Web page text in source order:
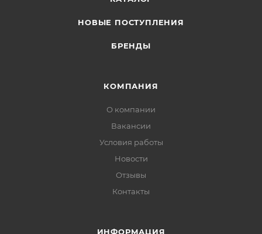
НОВЫЕ ПОСТУПЛЕНИЯ
БРЕНДЫ
КОМПАНИЯ
О компании
Вакансии
Условия работы
Новости
Отзывы
Контакты
ИНФОРМАЦИЯ